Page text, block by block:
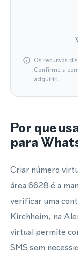
Os recursos
Confirme a
adquirir.
Por que
para
Criar número
área 6628 é a
verificar uma
Kirchheim, na
virtual permite
SMS sem